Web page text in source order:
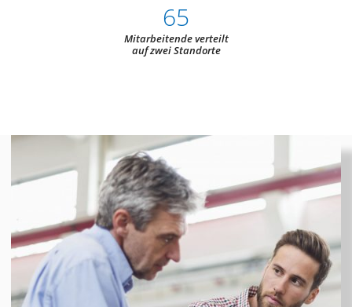
65
Mitarbeitende verteilt
auf zwei Standorte